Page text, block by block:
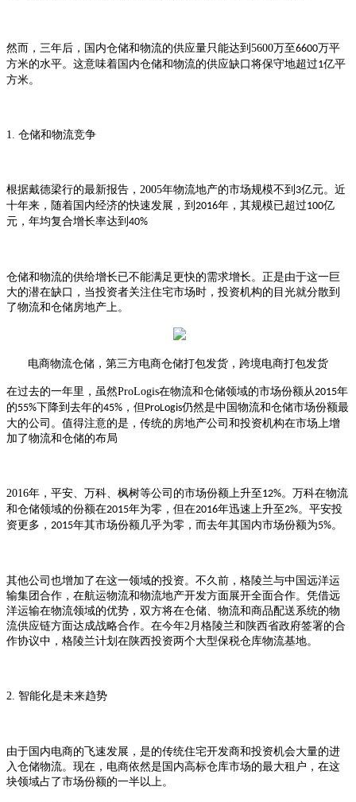
然而，三年后，国内仓储和物流的供应量只能达到 5600万至6600万平
方米的水平。这意味着国内仓储和物流的供应缺口将保守地超过1亿平
方米。
1. 仓储和物流竞争
根据戴德梁行的最新报告， 2005年物流地产的市场规模不到 3亿元。近
十年来，随着国内经济的快速发展，到 2016年，其规模已超过100亿
元，年均复合增长率达到 40%
仓储和物流的供给增长已不能满足更快的需求增长。正是由于这一巨
大的潜在缺口，当投资者关注住宅市场时，投资机构的目光就分散到
了物流和仓储房地产上。
电商物流仓储，第三方电商仓储打包发货，跨境电商打包发货
在过去的一年里，虽然ProLogis在物流和仓储领域的市场份额从2015年
的55%下降到去年的45% ，但 ProLogis仍然是中国物流和仓储市场份额最
大的公司。值得注意的是，传统的房地产公司和投资机构在市场上增
加了物流和仓储的布局
2016年，平安、万科、枫树等公司的市场份额上升至 12%。万科在物流
和仓储领域的份额在2015年为零，但在2016年迅速上升至2%。平安投
资更多， 2015年其市场份额几乎为零，而去年其国内市场份额为5%。
其他公司也增加了在这一领域的投资。不久前，格陵兰与中国远洋运
输集团合作，在航运物流和物流地产开发方面展开全面合作。凭借远
洋运输在物流领域的优势，双方将在仓储、物流和商品配送系统的物
流供应链方面达成战略合作。在今年2 月格陵兰和陕西省政府签署的合
作协议中，格陵兰计划在陕西投资两个大型保税仓库物流基地。
2. 智能化是未来趋势
由于国内电商的飞速发展，是的传统住宅开发商和投资机会大量的进
入仓储物流。现在，电商依然是国内高标仓库市场的最大租户，在这
块领域占了市场份额的一半以上。